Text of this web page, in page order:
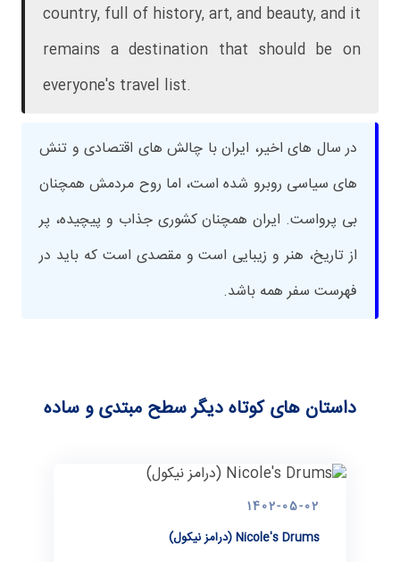
country, full of history, art, and beauty, and it
remains a destination that should be on
everyone's travel list.
در سال های اخیر، ایران با چالش های اقتصادی و تنش
های سیاسی روبرو شده است، اما روح مردمش همچنان
بی پرواست. ایران همچنان کشوری جذاب و پیچیده، پر
از تاریخ، هنر و زیبایی است و مقصدی است که باید در
فهرست سفر همه باشد.
داستان های کوتاه دیگر سطح مبتدی و ساده
1402-05-02
Nicole's Drums (درامز نیکول)